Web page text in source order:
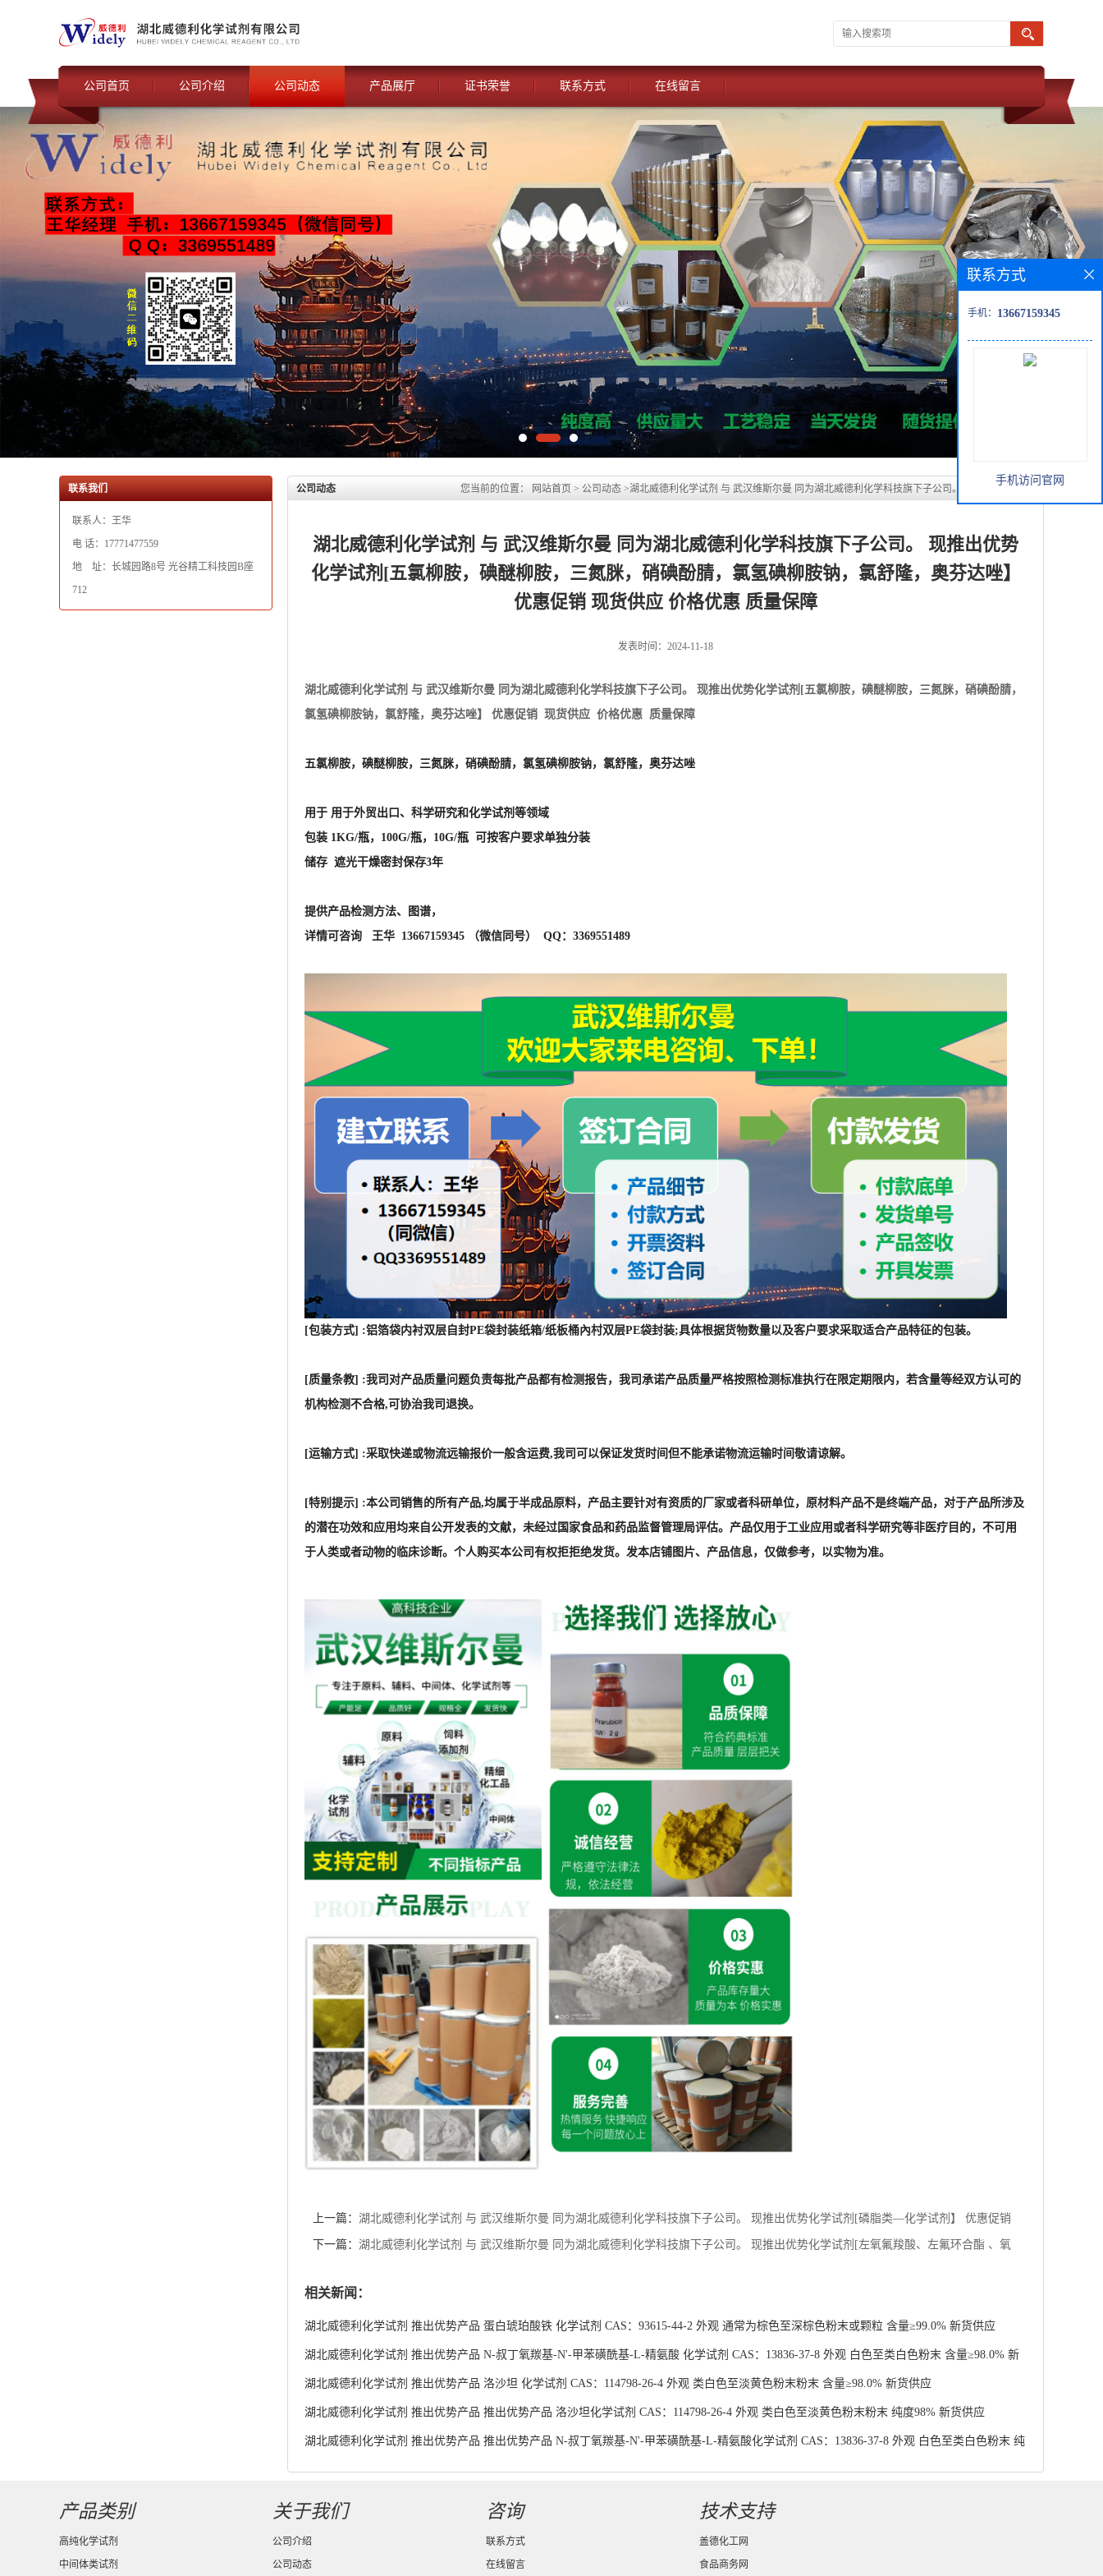
公司首页 公司介绍 公司动态 产品展厅 证书荣誉 联系方式 在线留言
联系我们
联系人：王华
电 话：17771477559
地 址：长城园路8号 光谷精工科技园B座
公司动态 您当前的位置： 网站首页 >湖北威德利化学试剂 与 武汉维斯尔曼 同为湖北威德利化学科技旗下子公司。 现推出优势化学
试剂[五氯柳胺，碘醚柳胺，三氮脒，硝碘酚腈，氯氢碘柳胺钠，氯舒隆，奥芬达唑】 优惠促销 现货供应 价格优惠 质量保障
湖北威德利化学试剂 与 武汉维斯尔曼 同为湖北威德利化学科技旗下子公司。 现推出优势
化学试剂[五氯柳胺，碘醚柳胺，三氮脒，硝碘酚腈，氯氢碘柳胺钠，氯舒隆，奥芬达唑】
优惠促销 现货供应 价格优惠 质量保障
发表时间：2024-11-18
湖北威德利化学试剂 与 武汉维斯尔曼 同为湖北威德利化学科技旗下子公司。 现推出优势化学试剂[五氯柳胺，碘醚柳胺，三氮脒，硝碘酚腈，
氯氢碘柳胺钠，氯舒隆，奥芬达唑】 优惠促销 现货供应 价格优惠 质量保障
包装 1KG/瓶，100G/瓶，10G/瓶 可按客户要求单独分装
储存 遮光干燥密封保存3年
提供产品检测方法、图谱，
[包装方式] :铝箔袋内衬双层自封PE袋封装纸箱/纸板桶內村双层PE袋封装;具体根据货物数量以及客户要求采取适合产品特征的包装。
[质量条教] :我司对产品质量问题负责每批产品都有检测报告，我司承诺产品质量严格按照检测标准执行在限定期限内，若含量等经双方认可的
机构检测不合格,可协治我司退换。
[运输方式] :采取快递或物流远输报价一般含运费,我司可以保证发货时间但不能承诺物流运输时间敬请谅解。
的潜在功效和应用均来自公开发表的文献，未经过国家食品和药品监督管理局评估。产品仅用于工业应用或者科学研究等非医疗目的，不可用
于人类或者动物的临床诊断。个人购买本公司有权拒拒绝发货。发本店铺图片、产品信息，仅做参考，以实物为准。
上一篇：湖北威德利化学试剂 与 武汉维斯尔曼 同为湖北威德利化学科技旗下子公司。 现推出优势化学试剂[磷脂类—化学试剂】 优惠促销
现货供应 价格优惠 质量保障
下一篇：湖北威德利化学试剂 与 武汉维斯尔曼 同为湖北威德利化学科技旗下子公司。 现推出优势化学试剂[左氧氟羧酸、左氟环合酯 、氧
氟羧酸 、氧氟环合酯、环丙羧酸、诺氟羧酸、加替羧酸 、加替环合酯 、莫西侧链、辛伐胺盐、苯乙酮、二苯甲酰甲烷】 优惠促销 现货供应
价格优惠 质量保障
相关新闻：
货供应
湖北威德利化学试剂 推出优势产品 洛沙坦 化学试剂 CAS：114798-26-4 外观 类白色至淡黄色粉末粉末 含量≥98.0% 新货供应
湖北威德利化学试剂 推出优势产品 推出优势产品 N-叔丁氧羰基-N'-甲苯磺酰基-L-精氨酸化学试剂 CAS：13836-37-8 外观 白色至类白色粉末 纯
度98% 新货供应
联系方式
手机： 13667159345
手机访问官网
关于我们
公司动态
咨询
在线留言
技术支持
食品商务网